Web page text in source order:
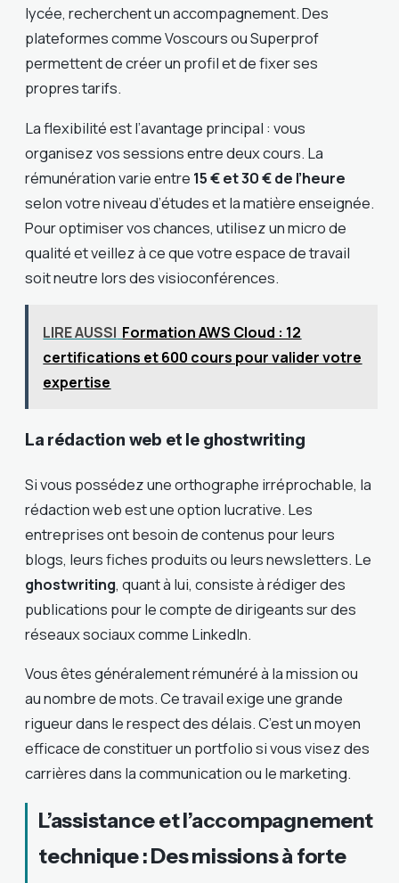
lycée, recherchent un accompagnement. Des
plateformes comme Voscours ou Superprof
permettent de créer un profil et de fixer ses
propres tarifs.
La flexibilité est l’avantage principal : vous
organisez vos sessions entre deux cours. La
rémunération varie entre 15 € et 30 € de l’heure
selon votre niveau d’études et la matière enseignée.
Pour optimiser vos chances, utilisez un micro de
qualité et veillez à ce que votre espace de travail
soit neutre lors des visioconférences.
LIRE AUSSI Formation AWS Cloud : 12
certifications et 600 cours pour valider votre
expertise
La rédaction web et le ghostwriting
Si vous possédez une orthographe irréprochable, la
rédaction web est une option lucrative. Les
entreprises ont besoin de contenus pour leurs
blogs, leurs fiches produits ou leurs newsletters. Le
ghostwriting, quant à lui, consiste à rédiger des
publications pour le compte de dirigeants sur des
réseaux sociaux comme LinkedIn.
Vous êtes généralement rémunéré à la mission ou
au nombre de mots. Ce travail exige une grande
rigueur dans le respect des délais. C’est un moyen
efficace de constituer un portfolio si vous visez des
carrières dans la communication ou le marketing.
L’assistance et l’accompagnement
technique : Des missions à forte